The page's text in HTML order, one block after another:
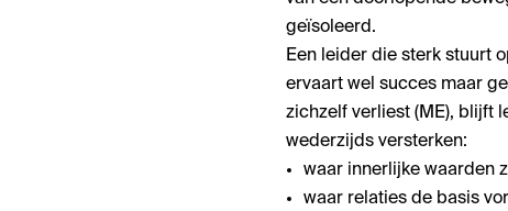
geïsoleerd.
Een leider die sterk stuurt
ervaart wel succes maar
zichzelf verliest (ME), blijft
wederzijds versterken:
waar innerlijke waarden
waar relaties de basis